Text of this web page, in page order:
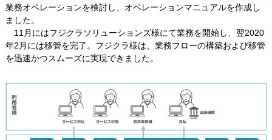
業務オペレーションを検討し、オペレーションマニュアルを作成し
ました。
11月にはフジクラソリューションズ様にて業務を開始し、翌2020
年2月には移管を完了。フジクラ様は、業務フローの構築および移管
を迅速かつスムーズに実現できました。